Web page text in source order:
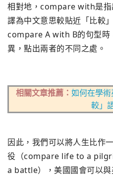
相對地，compare with是指
譯為中文意思較貼近「比較
compare A with B的句型時
異，點出兩者的不同之處。
相關文章推薦： 如何在學
較」
因此，我們可以將人生比作
役（compare life to a
a battle），美國國會可以